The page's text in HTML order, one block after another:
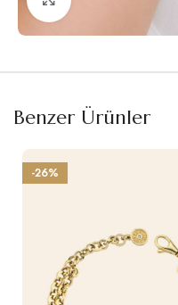
Benzer Ürünler
-26%